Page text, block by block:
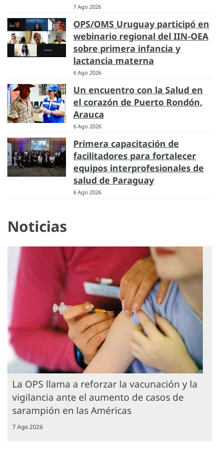
7 Ago 2026
OPS/OMS Uruguay participó en
webinario regional del IIN-OEA
sobre primera infancia y
lactancia materna
6 Ago 2026
Un encuentro con la Salud en
el corazón de Puerto Rondón,
Arauca
6 Ago 2026
Primera capacitación de
facilitadores para fortalecer
equipos interprofesionales de
salud de Paraguay
6 Ago 2026
Noticias
La OPS llama a reforzar la vacunación y la
vigilancia ante el aumento de casos de
sarampión en las Américas
7 Ago 2026